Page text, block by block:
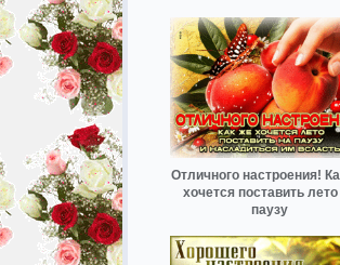
Отличного настроения!
хочется поставить лето
паузу